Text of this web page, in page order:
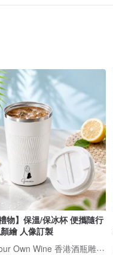
物】保溫/保冰杯 便攜隨行
繪 人像訂製
Design Your Own Wine 香港酒瓶雕刻禮品專門店